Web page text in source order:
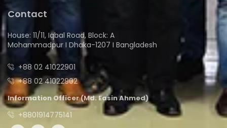
Contact
House: 11/11, Iqbal Road, Block: A
Mohammadpur I Dhaka-1207 I Bangladesh
+88 02 41022901
+88 02 41022902
Information Officer (Md. Easin Ahmed)
+8801914775141